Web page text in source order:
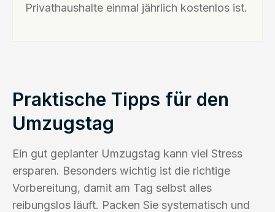
Privathaushalte einmal jährlich kostenlos ist.
Praktische Tipps für den
Umzugstag
Ein gut geplanter Umzugstag kann viel Stress
ersparen. Besonders wichtig ist die richtige
Vorbereitung, damit am Tag selbst alles
reibungslos läuft. Packen Sie systematisch und